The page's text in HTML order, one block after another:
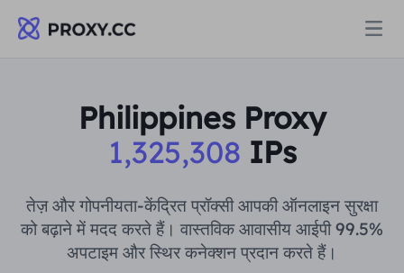
आवासीय प्रॉक्सी
स्थैतिक आवासीय प्रॉक्सी
मूल्य निर्धारण
आवासीय प्रॉक्सी
आवासीय प्रॉक्सी $0.8 /जीबी
Data for AI
Philippines Proxy
1,325,308 IPs
तेज़ और गोपनीयता-केंद्रित प्रॉक्सी आपकी ऑनलाइन सुरक्षा
को बढ़ाने में मदद करते हैं। वास्तविक आवासीय आईपी 99.5%
अपटाइम और स्थिर कनेक्शन प्रदान करते हैं।